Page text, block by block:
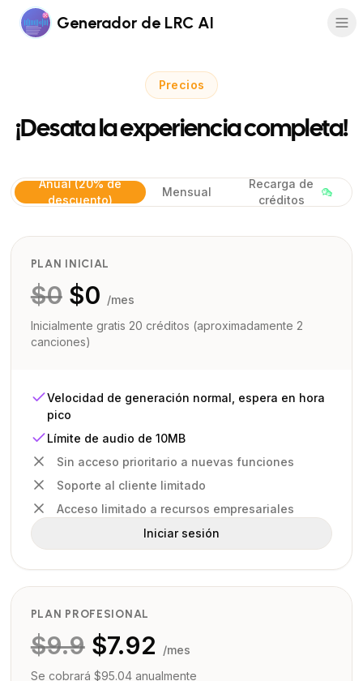
Generador de LRC AI
Precios
¡Desata la experiencia completa!
Anual (20% de
descuento)
Mensual
Recarga de
créditos
PLAN INICIAL
$0 $0 /mes
Inicialmente gratis 20 créditos (aproximadamente 2
canciones)
Velocidad de generación normal, espera en hora
pico
Límite de audio de 10MB
Sin acceso prioritario a nuevas funciones
Soporte al cliente limitado
Acceso limitado a recursos empresariales
Iniciar sesión
PLAN PROFESIONAL
$9.9 $7.92
/mes
Se cobrará $95.04 anualmente